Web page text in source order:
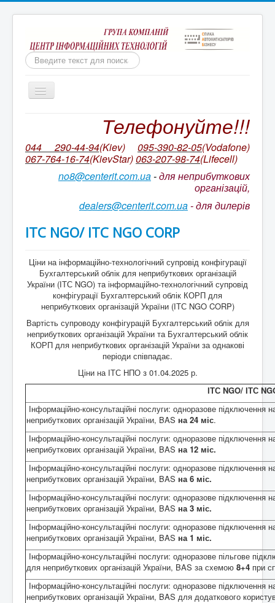
Пошук
Включить/
выключить
Бухгалтерія для неприбуткових організацій
Бухгалтерський облік КОРП для неприбуткових
організацій України
Оновлення БАС НПО. Відео на YouTube
Супровід неприбуткової конфігурації
BAS Комплексне управління підприємством
Business automation software for accounting. PROF
систем BAS
Безоплатна допомога в бухгалтеії для НПО.
ПИТАННЯ ТА ВІДПОВІДІ "Кадровий облік,
нарахування та виплата зарплати для НПО "
Телефонуйте!!!
044 290-44-94(Kiev) 095-390-82-05(Vodafone)
067-764-16-74(KievStar)063-207-98-74(Lifecell)
no8@centerit.com.ua-для неприбуткових
організацій,
dealers@centerit.com.ua-для дилерів
ІТС NGO/ ІТС NGO CORP
Ціни на інформаційно-технологічний супровід конфігурації
Бухгалтерський облік для неприбуткових організацій
України (ІТС NGO) та інформаційно-технологічний супровід
конфігурації Бухгалтерський облік КОРП для
неприбуткових організацій України (ІТС NGO CORP)
Вартість супроводу конфігурацій Бухгалтерський облік для
неприбуткових організацій України та Бухгалтерський облік
КОРП для неприбуткових організацій України за однакові
періоди співпадає.
Ціни на ІТС НПО з 01.04.2025 р.
ІТС NGO/ ІТС
Інформаційно-консультаційні послуги: одноразове підключення
неприбуткових організацій України, BAS на 24 міс.
Інформаційно-консультаційні послуги: одноразове підключення
неприбуткових організацій України, BAS на 12 міс.
Інформаційно-консультаційні послуги: одноразове підключення
неприбуткових організацій України, BAS на 6 міс.
Інформаційно-консультаційні послуги: одноразове підключення
неприбуткових організацій України, BAS на 3 міс.
Інформаційно-консультаційні послуги: одноразове підключення
неприбуткових організацій України, BAS на 1 міс.
Інформаційно-консультаційні послуги: одноразове пільгове
для неприбуткових організацій України, BAS за схемою 8+4 при
Інформаційно-консультаційні послуги: одноразове підключення
неприбуткових організацій України, BAS для додаткового